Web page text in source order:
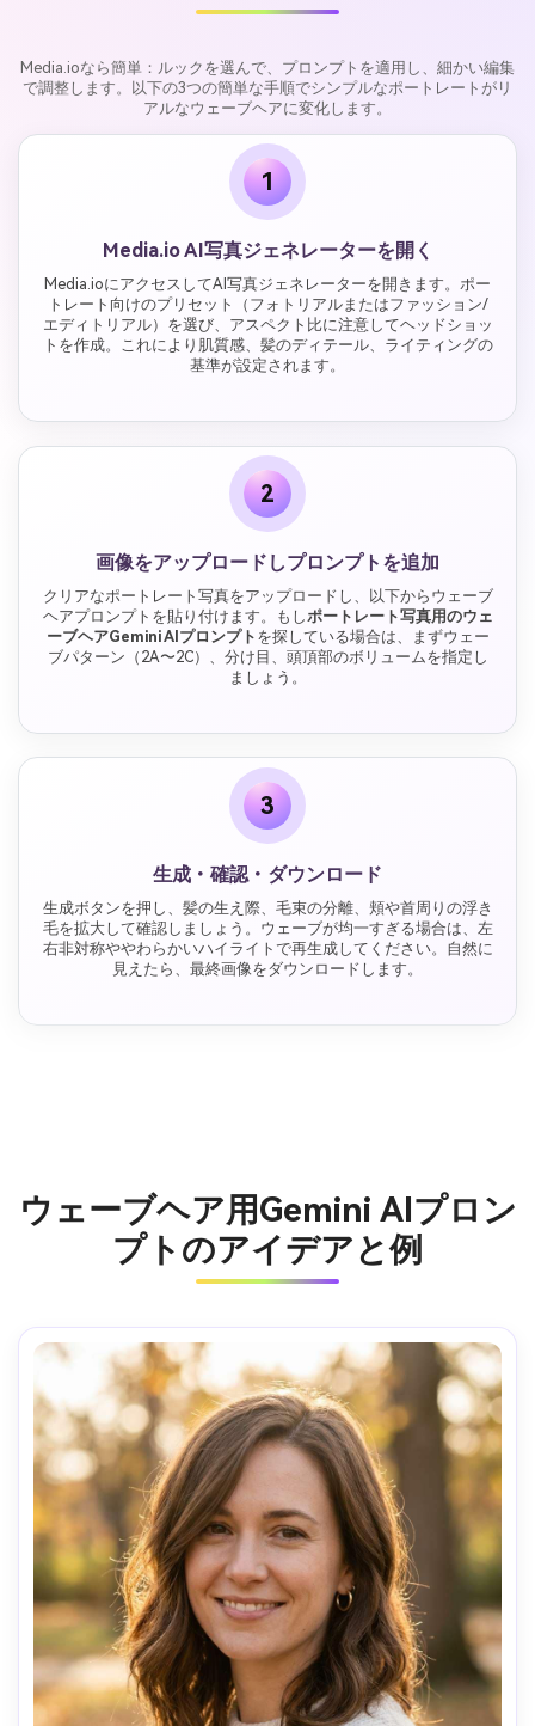
Media.ioなら簡単：ルックを選んで、プロンプトを適用し、細かい編集
で調整します。以下の3つの簡単な手順でシンプルなポートレートがリ
アルなウェーブヘアに変化します。
1
Media.io AI写真ジェネレーターを開く
Media.ioにアクセスしてAI写真ジェネレーターを開きます。ポー
トレート向けのプリセット（フォトリアルまたはファッション/
エディトリアル）を選び、アスペクト比に注意してヘッドショッ
トを作成。これにより肌質感、髪のディテール、ライティングの
基準が設定されます。
2
画像をアップロードしプロンプトを追加
クリアなポートレート写真をアップロードし、以下からウェーブ
ヘアプロンプトを貼り付けます。もし ポートレート写真用のウェ
ーブヘアGemini AIプロンプト を探している場合は、まずウェー
ブパターン（2A〜2C）、分け目、頭頂部のボリュームを指定し
ましょう。
3
生成・確認・ダウンロード
生成ボタンを押し、髪の生え際、毛束の分離、頬や首周りの浮き
毛を拡大して確認しましょう。ウェーブが均一すぎる場合は、左
右非対称ややわらかいハイライトで再生成してください。自然に
見えたら、最終画像をダウンロードします。
ウェーブヘア用Gemini AIプロン
プトのアイデアと例